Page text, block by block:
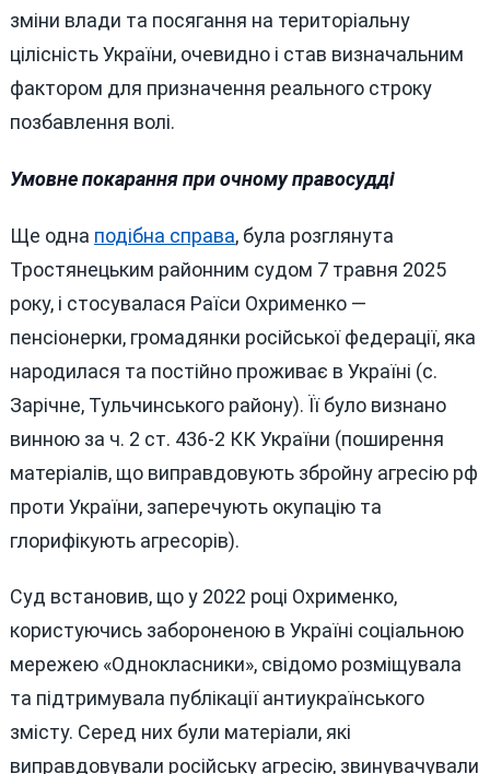
зміни влади та посягання на територіальну
цілісність України, очевидно і став визначальним
фактором для призначення реального строку
позбавлення волі.
Умовне покарання при очному правосудді
Ще одна подібна справа, була розглянута
Тростянецьким районним судом 7 травня 2025
року, і стосувалася Раїси Охрименко —
пенсіонерки, громадянки російської федерації, яка
народилася та постійно проживає в Україні (с.
Зарічне, Тульчинського району). Її було визнано
винною за ч. 2 ст. 436-2 КК України (поширення
матеріалів, що виправдовують збройну агресію рф
проти України, заперечують окупацію та
глорифікують агресорів).
Суд встановив, що у 2022 році Охрименко,
користуючись забороненою в Україні соціальною
мережею «Однокласники», свідомо розміщувала
та підтримувала публікації антиукраїнського
змісту. Серед них були матеріали, які
виправдовували російську агресію, звинувачували